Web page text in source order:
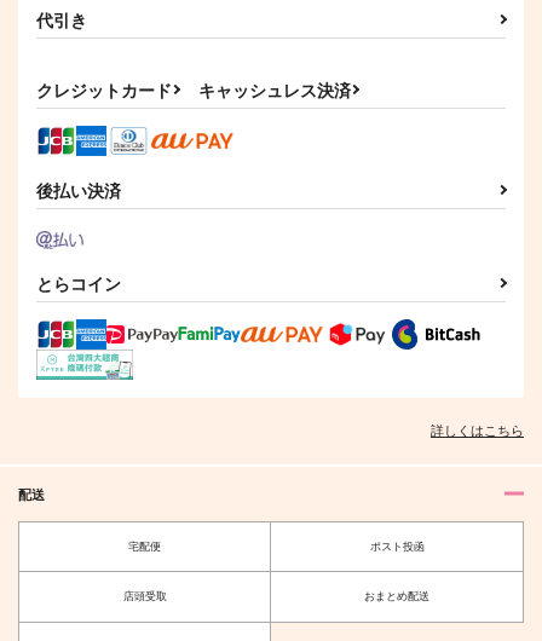
おれはむつサーのひぜ
まがり未知
944円 （税込）
陸奥守吉行×肥前忠広
作品詳細
ヘ
990円（税込）
作品詳細
あーもんどはちみつ
陸奥守吉行×肥前忠広
作品詳細
550円（税込） 472円（税込）
うちの写しはそんな事
山姥切国広×山姥切長義
PINK POWER
315円（税込）
刀剣乱舞
山姥切国広×山姥切長義
代引き
クレジットカード キャッシュレス決済
後払い決済
とらコイン
詳しくはこちら
配送
宅配便 ポスト投函
店頭受取 おまとめ配送